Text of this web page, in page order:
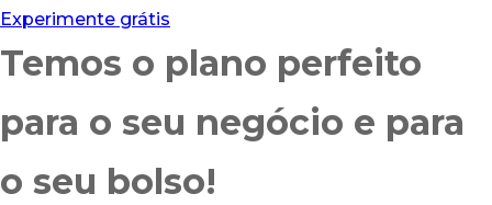
Experimente grátis
Temos o plano perfeito
para o seu negócio e para
o seu bolso!